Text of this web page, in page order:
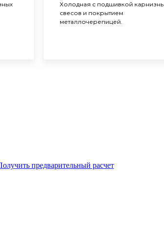
Холодная с подшивкой
свесов и покрытием
металлочерепицей.
предварительный расчет